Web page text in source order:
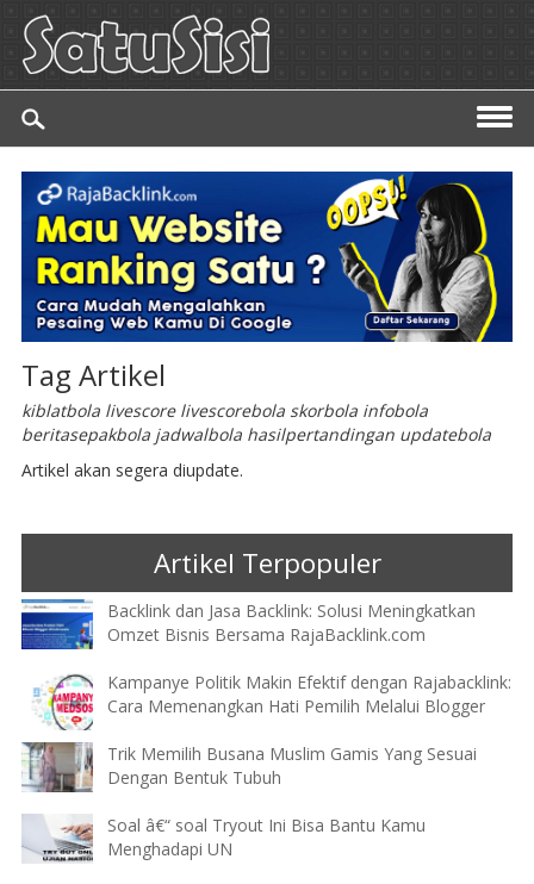
Tag Artikel
kiblatbola livescore livescorebola skorbola infobola
beritasepakbola jadwalbola hasilpertandingan updatebola
Artikel akan segera diupdate.
Artikel Terpopuler
Backlink dan Jasa Backlink: Solusi Meningkatkan
Omzet Bisnis Bersama RajaBacklink.com
Kampanye Politik Makin Efektif dengan Rajabacklink:
Cara Memenangkan Hati Pemilih Melalui Blogger
Trik Memilih Busana Muslim Gamis Yang Sesuai
Dengan Bentuk Tubuh
Soal â€“ soal Tryout Ini Bisa Bantu Kamu
Menghadapi UN